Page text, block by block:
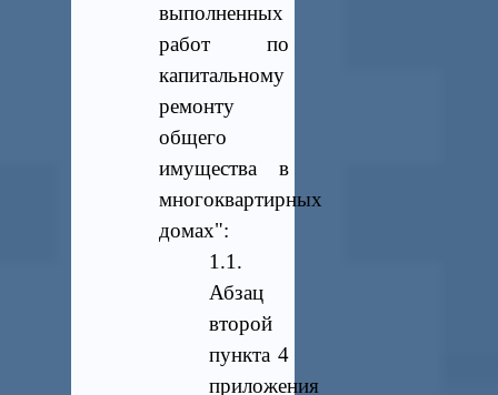
выполненных
работ по
капитальному
ремонту
общего
имущества в
многоквартирных
домах":
1.1.
Абзац
второй
пункта 4
приложения